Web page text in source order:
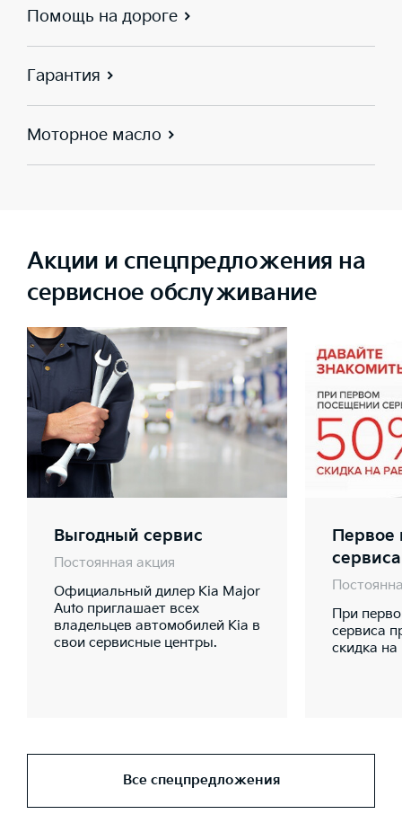
Помощь на дороге
Гарантия
Моторное масло
Акции и спецпредложения на
сервисное обслуживание
Выгодный сервис
Постоянная акция
Официальный дилер Kia Major
Auto приглашает всех
владельцев автомобилей Kia в
свои сервисные центры.
Первое
сервиса
При
сервиса
скидка
Все спецпредложения